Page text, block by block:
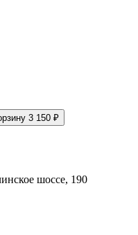
3 150 ₽
шоссе, 190